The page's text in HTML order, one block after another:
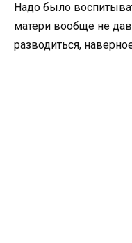
Надо было
матери вообще не
разводиться,